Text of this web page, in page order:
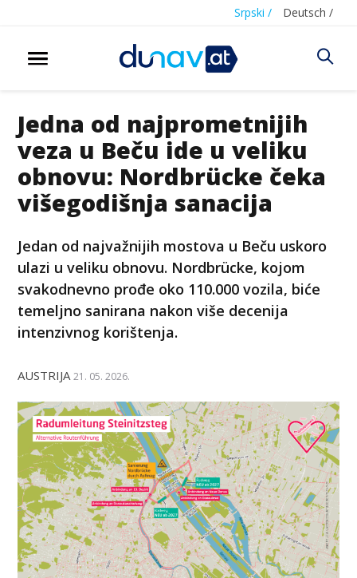
Srpski / Deutsch /
Jedna od najprometnijih
veza u Beču ide u veliku
obnovu: Nordbrücke čeka
višegodišnja sanacija
Jedan od najvažnijih mostova u Beču uskoro
ulazi u veliku obnovu. Nordbrücke, kojom
svakodnevno prođe oko 110.000 vozila, biće
temeljno sanirana nakon više decenija
intenzivnog korištenja.
AUSTRIJA 21. 05. 2026.